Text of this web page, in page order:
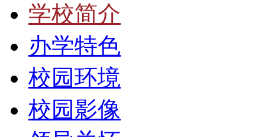
学校简介
办学特色
校园环境
校园影像